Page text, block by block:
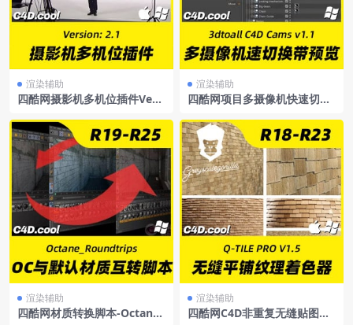
渲染辅助
四酷网摄影机多机位插件Versi
渲染辅助
四酷网项目多摄像机快速切换
amsv1.1R17-R26win
渲染辅助
四酷网材质转换脚本-Octane
渲染辅助
四酷网C4D非重复无缝贴图平